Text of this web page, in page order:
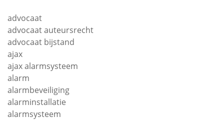
advocaat
advocaat auteursrecht
advocaat bijstand
ajax
ajax alarmsysteem
alarm
alarmbeveiliging
alarminstallatie
alarmsysteem